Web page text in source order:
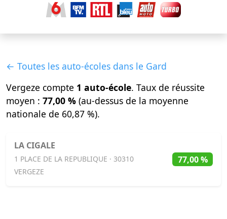
← Toutes les auto-écoles dans le Gard
Vergeze compte 1 auto-école. Taux de réussite
moyen : 77,00 % (au-dessus de la moyenne
nationale de 60,87 %).
LA CIGALE
1 PLACE DE LA REPUBLIQUE · 30310
VERGEZE
77,00 %